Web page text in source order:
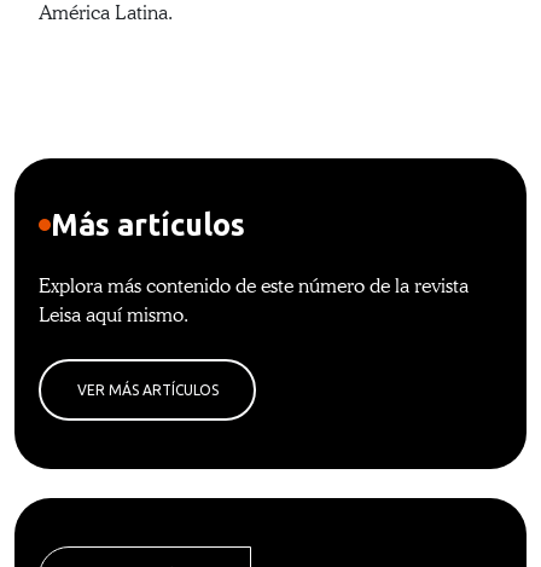
América Latina.
Más artículos
Explora más contenido de este número de la revista
Leisa aquí mismo.
VER MÁS ARTÍCULOS